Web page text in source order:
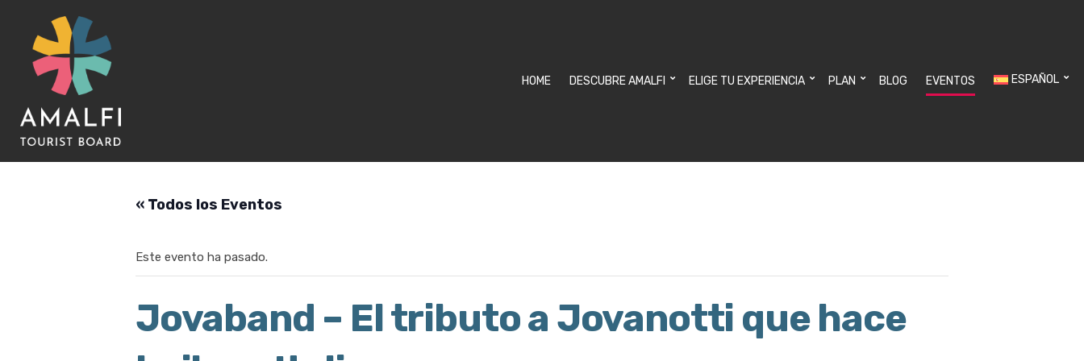
HOME DESCUBRE AMALFI ELIGE TU EXPERIENCIA PLAN BLOG EVENTOS ESPAÑOL
« Todos los Eventos
Este evento ha pasado.
Jovaband – El tributo a Jovanotti que hace